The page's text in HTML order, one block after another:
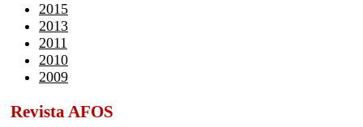
2015
2013
2011
2010
2009
Revista AFOS